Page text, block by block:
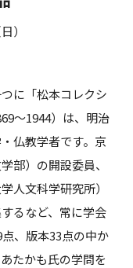
）
に「松本コレクシ
～1944）は、明治
仏教学者です。京
部）の開設委員、
人文科学研究所）
るなど、常に学会
、版本33点の中か
たかも氏の学問を